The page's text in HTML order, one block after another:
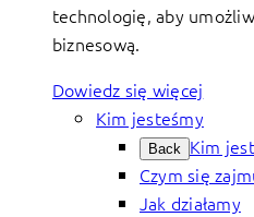
technologię, aby
biznesową.
Dowiedz się więcej
Kim jesteśmy
Back Kim
Czym się
Jak działamy